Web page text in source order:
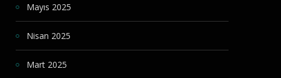
Mayıs 2025
Nisan 2025
Mart 2025